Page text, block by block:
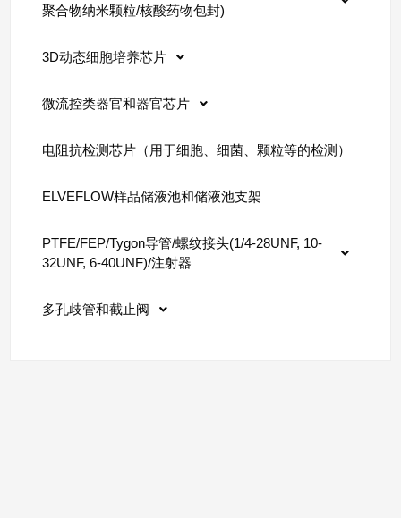
聚合物纳米颗粒/核酸药物包封)
3D动态细胞培养芯片
微流控类器官和器官芯片
电阻抗检测芯片（用于细胞、细菌、颗粒等的检测）
ELVEFLOW样品储液池和储液池支架
PTFE/FEP/Tygon导管/螺纹接头(1/4-28UNF, 10-
32UNF, 6-40UNF)/注射器
多孔歧管和截止阀